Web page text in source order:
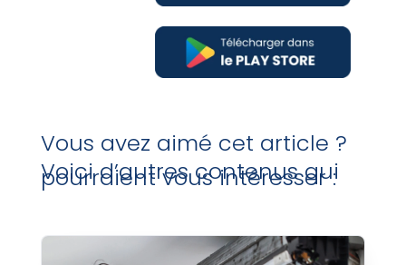
Vous avez aimé cet article ?
Voici d’autres contenus qui
pourraient vous intéresser :